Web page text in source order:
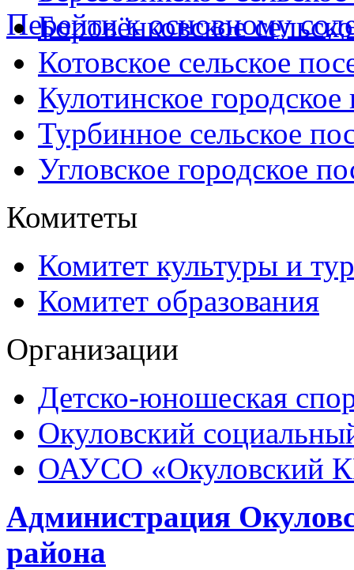
Перейти к основному
Боровёнковское
Котовское сельское
Кулотинское городское
Турбинное сельское
Угловское городское
Комитеты
Комитет культуры и
Комитет образования
Организации
Детско-юношеская
Окуловский
ОАУСО «Окуловский
Администрация
района